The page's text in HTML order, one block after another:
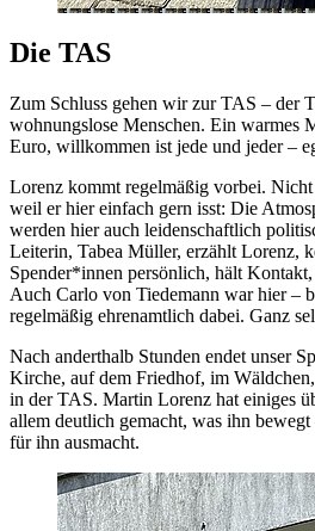
Die TAS
Zum Schluss gehen wir zur TAS – der
wohnungslose Menschen. Ein warmes
Euro, willkommen ist jede und jeder –
Lorenz kommt regelmäßig vorbei. Nicht
weil er hier einfach gern isst: Die
werden hier auch leidenschaftlich
Leiterin, Tabea Müller, erzählt Lorenz,
Spender*innen persönlich, hält
Auch Carlo von Tiedemann war hier –
regelmäßig ehrenamtlich dabei. Ganz
Nach anderthalb Stunden endet unser
Kirche, auf dem Friedhof, im
in der TAS. Martin Lorenz hat einiges
allem deutlich gemacht, was ihn
für ihn ausmacht.